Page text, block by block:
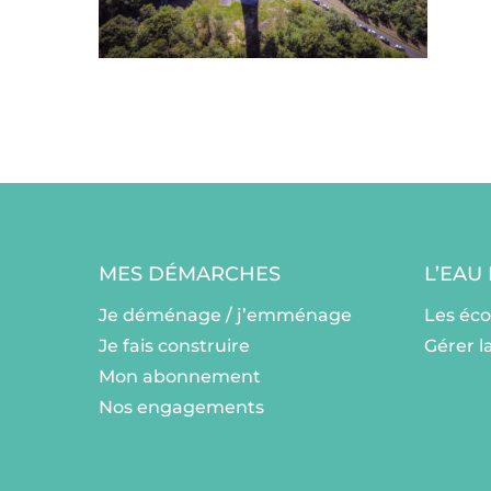
MES DÉMARCHES
Je déménage / j’emménage
Je fais construire
Mon abonnement
Nos engagements
Les
Gérer